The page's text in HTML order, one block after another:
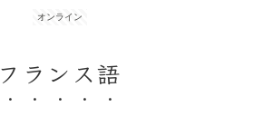
オンライン
フランス語